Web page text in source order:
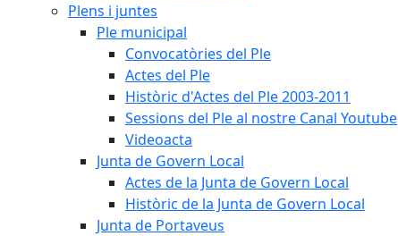
Plens i juntes
Ple municipal
Convocatòries del Ple
Actes del Ple
Històric d'Actes del Ple 2003-2011
Sessions del Ple al nostre Canal Youtube
Videoacta
Junta de Govern Local
Actes de la Junta de Govern Local
Històric de la Junta de Govern Local
Junta de Portaveus